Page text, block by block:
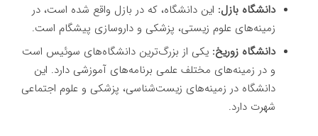
دانشگاه بازل: این دانشگاه، که در بازل واقع شده است، در
زمینه‌های علوم زیستی، پزشکی و داروسازی پیشگام است.
دانشگاه زوریخ: یکی از بزرگ‌ترین دانشگاه‌های سوئیس است
و در زمینه‌های مختلف علمی برنامه‌های آموزشی دارد. این
دانشگاه در زمینه‌های زیست‌شناسی، پزشکی و علوم اجتماعی
شهرت دارد.